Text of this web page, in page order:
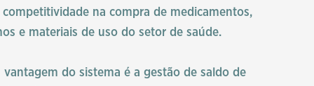
competitividade na compra de medicamentos,
e materiais de uso do setor de saúde.
vantagem do sistema é a gestão de saldo de